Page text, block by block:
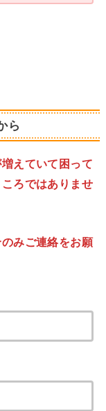
ら
えていて困って
ろではありませ
みご連絡をお願